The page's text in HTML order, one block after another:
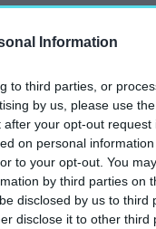
Information
to third parties, or
by us, please use
your opt-out
on personal
to your opt-out. You
by third parties on
disclosed by us to third
disclose it to other third